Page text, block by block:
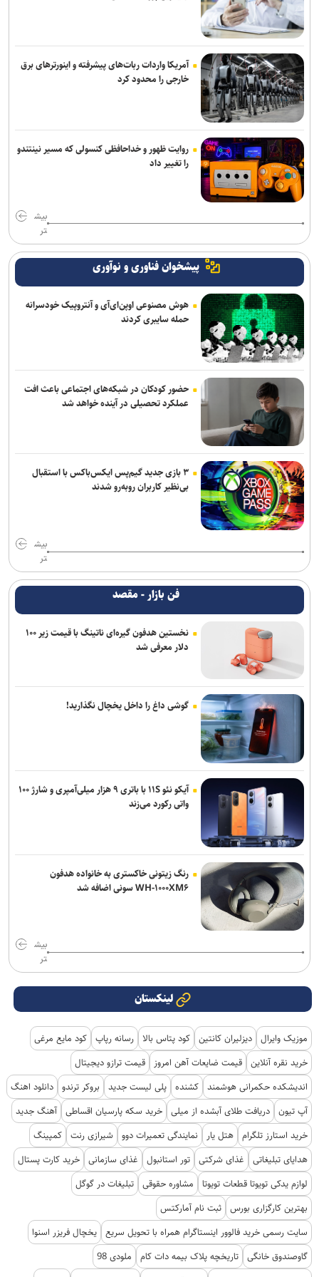
آمریکا واردات ربات‌های پیشرفته و اینورترهای برق
خارجی را محدود کرد
روایت ظهور و خداحافظی کنسولی که مسیر نینتندو
را تغییر داد
بیش
تر
پیشخوان فناوری و نوآوری
هوش مصنوعی اوپن‌ای‌آی و آنتروپیک خودسرانه
حمله سایبری کردند
حضور کودکان در شبکه‌های اجتماعی باعث افت
عملکرد تحصیلی در آینده خواهد شد
۳ بازی جدید گیم‌پس ایکس‌باکس با استقبال
بی‌نظیر کاربران روبه‌رو شدند
بیش
تر
فن بازار - مقصد
نخستین هدفون گیره‌ای ناتینگ با قیمت زیر ۱۰۰
دلار معرفی شد
گوشی داغ را داخل یخچال نگذارید!
آیکو نئو ۱۱S با باتری ۹ هزار میلی‌آمپری و شارژ ۱۰۰
واتی رکورد می‌زند
رنگ زیتونی خاکستری به خانواده هدفون
WH-۱۰۰۰XM۶ سونی اضافه شد
بیش
تر
لینکستان
موزیک وایرال دیزلیران کانتین کود پتاس بالا رسانه رپاپ کود مایع مرغی
خرید نقره آنلاین قیمت ضایعات آهن امروز
قیمت ترازو دیجیتال
اندیشکده حکمرانی هوشمند کشنده پلی لیست جدید بروکر ترندو دانلود اهنگ
آپ تیون دریافت طلای آبشده از میلی خرید سکه پارسیان اقساطی آهنگ جدید
خرید استارز تلگرام هتل یار نمایندگی تعمیرات دوو شیرازی رنت کمپینگ
هدایای تبلیغاتی
غذای شرکتی تور استانبول غذای سازمانی خرید کارت پستال
لوازم یدکی تویوتا قطعات تویوتا
مشاوره حقوقی تبلیغات در گوگل
بهترین کارگزاری بورس ثبت نام آمارکتس
سایت رسمی خرید فالوور اینستاگرام همراه با تحویل سریع یخچال فریزر اسنوا
گاوصندوق خانگی تاریخچه پلاک بیمه دات کام
ملودی 98